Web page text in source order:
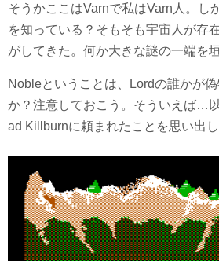
そうかここはVarnで私はVarn人。し
を知っている？そもそも宇宙人が存
がしてきた。何か大きな謎の一端を
Nobleということは、Lordの誰かが
か？注意しておこう。そういえば…
ad Killburnに頼まれたことを思い出し